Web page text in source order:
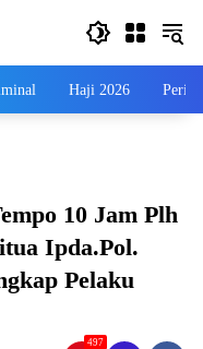
Haji 2026
10 Jam Plh
Ipda.Pol.
Pelaku
497